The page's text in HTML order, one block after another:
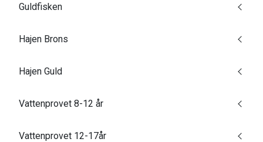
Guldfisken
Hajen Brons
Hajen Guld
Vattenprovet 8-12 år
Vattenprovet 12-17år